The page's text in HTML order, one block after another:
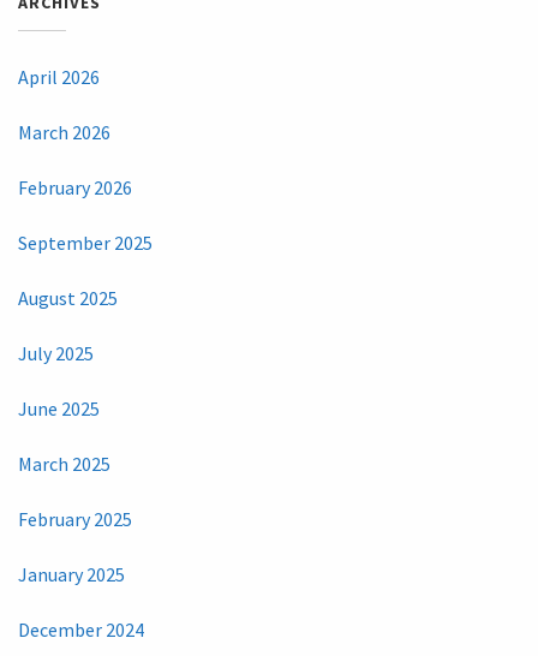
April 2026
March 2026
February 2026
September 2025
August 2025
July 2025
June 2025
March 2025
February 2025
January 2025
December 2024